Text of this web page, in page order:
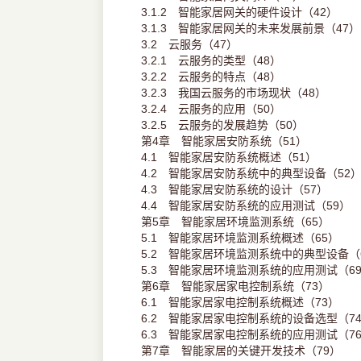
3.1.2 智能家居网关的硬件设计（42）
3.1.3 智能家居网关的未来发展前景（47）
3.2 云服务（47）
3.2.1 云服务的类型（48）
3.2.2 云服务的特点（48）
3.2.3 我国云服务的市场现状（48）
3.2.4 云服务的应用（50）
3.2.5 云服务的发展趋势（50）
第4章 智能家居安防系统（51）
4.1 智能家居安防系统概述（51）
4.2 智能家居安防系统中的典型设备（52）
4.3 智能家居安防系统的设计（57）
4.4 智能家居安防系统的应用测试（59）
第5章 智能家居环境监测系统（65）
5.1 智能家居环境监测系统概述（65）
5.2 智能家居环境监测系统中的典型设备（
5.3 智能家居环境监测系统的应用测试（69
第6章 智能家居家电控制系统（73）
6.1 智能家居家电控制系统概述（73）
6.2 智能家居家电控制系统的设备选型（74
6.3 智能家居家电控制系统的应用测试（76
第7章 智能家居的关键开发技术（79）